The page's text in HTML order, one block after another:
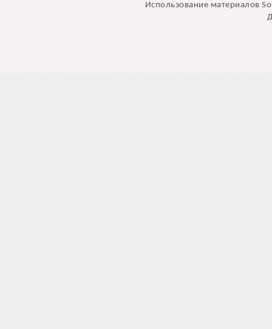
Использование материалов